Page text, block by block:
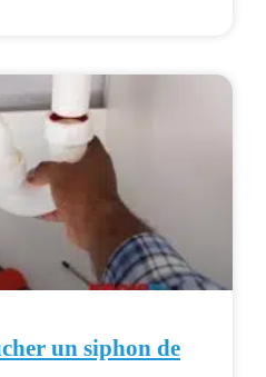
un siphon de